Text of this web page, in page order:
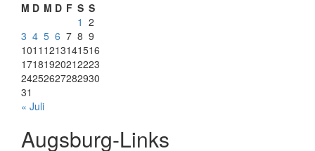
M D M D F S S
1 2
3 4 5 6 7 8 9
1011 1213141516
17181920212223
24252627282930
31
« Juli
Augsburg-Links